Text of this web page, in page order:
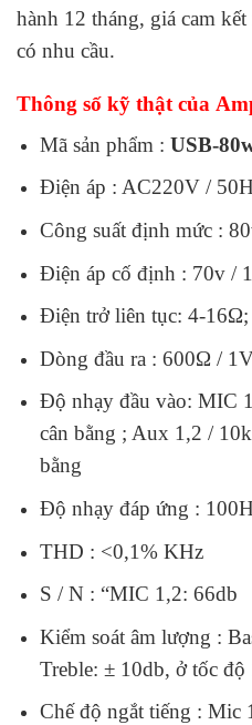
hành 12 tháng, giá cam
có nhu cầu.
Thông số kỹ thật của
Mã sản phẩm : USB-
Điện áp : AC220V /
Công suất định mức :
Điện áp cố định : 70v /
Điện trở liên tục: 4-16Ω;
Dòng đầu ra : 600Ω /
Độ nhạy đầu vào: MIC
cân bằng ; Aux 1,2 /
bằng
Độ nhạy đáp ứng :
THD : <0,1% KHz
S / N : “MIC 1,2: 66db
Kiểm soát âm lượng :
Treble: ± 10db, ở tốc
Chế độ ngắt tiếng : Mic